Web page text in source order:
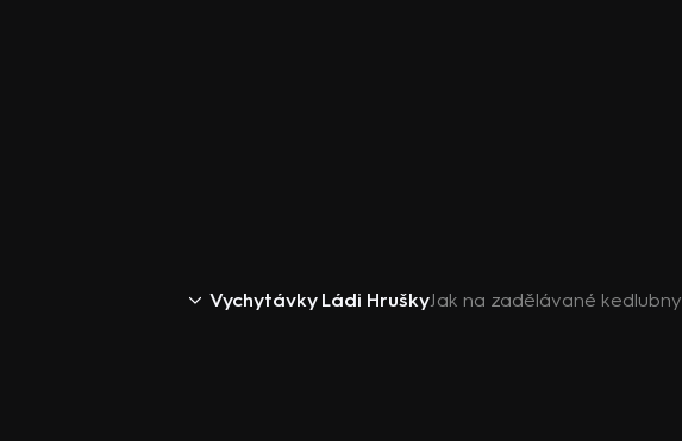
Vychytávky Ládi HruškyJak na zadělávané kedlubny